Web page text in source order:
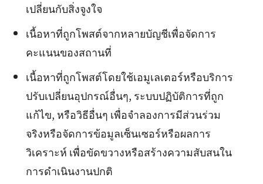
เปลี่ยนกับสิ่งจูงใจ
เนื้อหาที่ถูกโพสต์จากหลายบัญชีเพื่อจัดการ
คะแนนของสถานที่
เนื้อหาที่ถูกโพสต์โดยใช้เอมูเลเตอร์หรือบริการ
ปรับเปลี่ยนอุปกรณ์อื่นๆ, ระบบปฏิบัติการที่ถูก
แก้ไข, หรือวิธีอื่นๆ เพื่อจำลองการมีส่วนร่วม
จริงหรือจัดการข้อมูลเซ็นเซอร์หรือผลการ
วิเคราะห์ เพื่อขัดขวางหรือสร้างความสับสนใน
การดำเนินงานปกติ